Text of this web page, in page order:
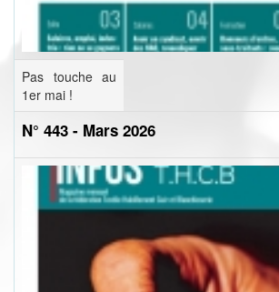
Pas touche au
1er mai !
N° 443 - Mars 2026